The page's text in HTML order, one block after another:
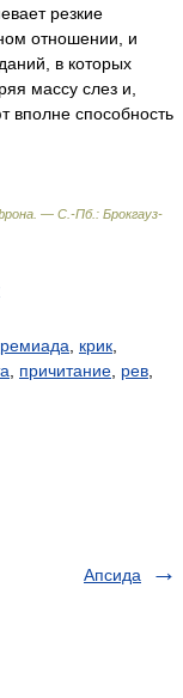
резкие
отношении, и
в которых
массу слез и,
вполне способность
— С.-Пб.: Брокгауз-
крик
причитание рев
Апсида